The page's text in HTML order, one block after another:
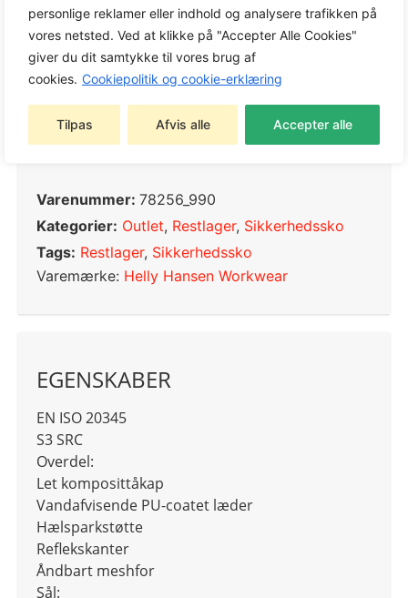
personlige reklamer eller indhold og analysere trafikken på
vores netsted. Ved at klikke på "Accepter Alle Cookies"
giver du dit samtykke til vores brug af
cookies. Cookiepolitik og cookie-erklæring
Tilpas Afvis alle Accepter alle
Vælg
Variant
37, 38, 39, 40, 41, 42, 43, 44,
Varenummer: 78256_990
Kategorier: Outlet, Restlager, Sikkerhedssko
Tags: Restlager, Sikkerhedssko
Varemærke: Helly Hansen Workwear
EGENSKABER
EN ISO 20345
S3 SRC
Overdel:
Let komposittåkap
Vandafvisende PU-coatet læder
Hælsparkstøtte
Reflekskanter
Åndbart meshfor
Sål: